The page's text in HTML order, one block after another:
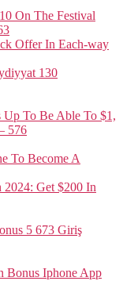
On The Festival
Offer In Each-way
130
Up To Be Able To $1,
576
To Become A
Get $200 In
5 673 Giriş
Bonus Iphone App